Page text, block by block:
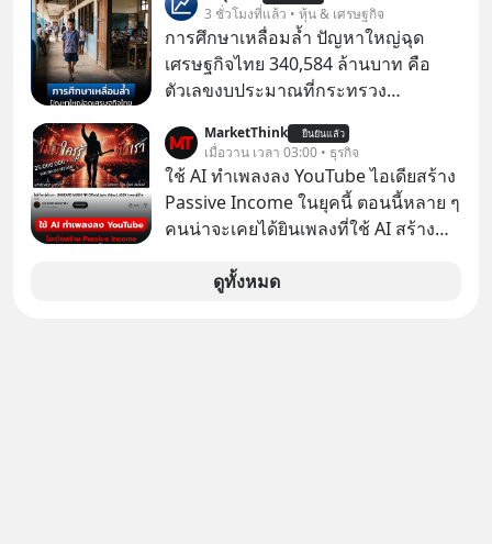
ความเงียบสนิทนานถึง 14 เดือนเต็ม แต่
ความเงียบและ "ไฟแดง" ในวันนั้นกลับ
กลายเป็นการถอยหลังเพื่อตั้งหลัก จนส่ง
ให้เขาก้าวขึ้นไปยืนถือรางวัลออสการ์
ในบทบาทที่เปลี่ยนชีวิตเขาไปตลอดกาล
ใน MM EP. นี้ เราจะมาร่วมถอดรหัส
และปรับวิธีคิดกันว่า Greenlight (ไฟ
เขียว) จะสร้างมันขึ้นมาล่วงหน้าด้วย
วินัยและความพร้อมได้อย่างไร?
สัญญาณเตือน และชะลอตัวอย่างมีสติ
3 ชั่วโมงที่แล้ว • หุ้น & เศรษฐกิจ
การศึกษาเหลื่อมล้ำ ปัญหาใหญ่ฉุด
เศรษฐกิจไทย 340,584 ล้านบาท คือ
ตัวเลขงบประมาณที่กระทรวง
รายจ่ายประจำปี 2568 ซึ่งมากที่สุดเป็น
อันดับ 2 รองจากกระทรวงการคลัง
MarketThink ยืนยันแล้ว
เมื่อวาน เวลา 03:00 • ธุรกิจ
ใช้ AI ทำเพลงลง YouTube ไอเดียสร้าง
Passive Income ในยุคนี้ ตอนนี้หลาย ๆ
คนน่าจะเคยได้ยินเพลงที่ใช้ AI สร้าง
รู้ตัวเรา” จากช่องชื่อว่า UNHEARD
ดูทั้งหมด